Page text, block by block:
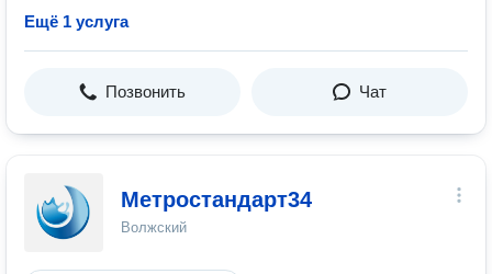
Ещё 1 услуга
Позвонить Чат
Метростандарт34
Волжский